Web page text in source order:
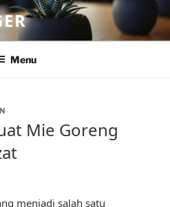
Menu
Mie Goreng
menjadi salah satu